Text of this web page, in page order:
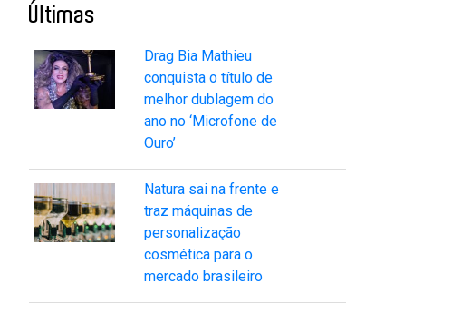
Últimas
Drag Bia Mathieu
conquista o título de
melhor dublagem do
ano no ‘Microfone de
Ouro’
Natura sai na frente e
traz máquinas de
personalização
cosmética para o
mercado brasileiro